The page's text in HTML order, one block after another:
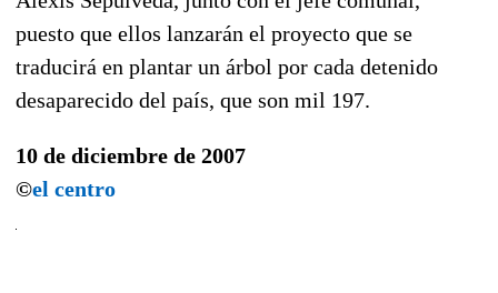
puesto que ellos lanzarán el proyecto que se
traducirá en plantar un árbol por cada detenido
desaparecido del país, que son mil 197.
10 de diciembre de 2007
©el centro